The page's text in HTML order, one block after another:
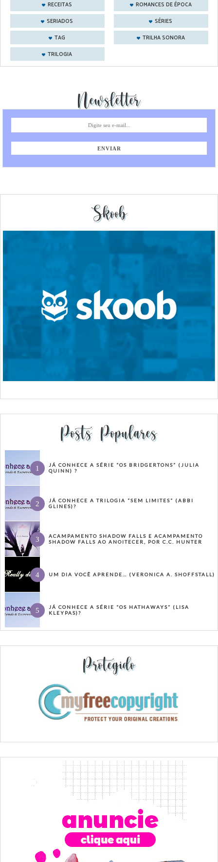
RECEITAS
ROMANCES DE ÉPOCA
SERIADOS
SÉRIES
TAG
TRILHA SONORA
TRILOGIA
Newsletter
Skoob
Posts Populares
JÁ CONHECE A SÉRIE “OS BRIDGERTONS” (JULIA
QUINN) ?
JÁ CONHECE A TRILOGIA “SEM LIMITES” (ABBI
GLINES)?
ACAMPAMENTO SHADOW FALLS E ACAMPAMENTO
SHADOW FALLS AO ANOITECER, POR C.C. HUNTER
UM DIA VOCÊ APRENDE… (VERONICA A. SHOFFSTALL)
JÁ CONHECE A SÉRIE “OS HATHAWAYS” (LISA
KLEYPAS)?
Protegido